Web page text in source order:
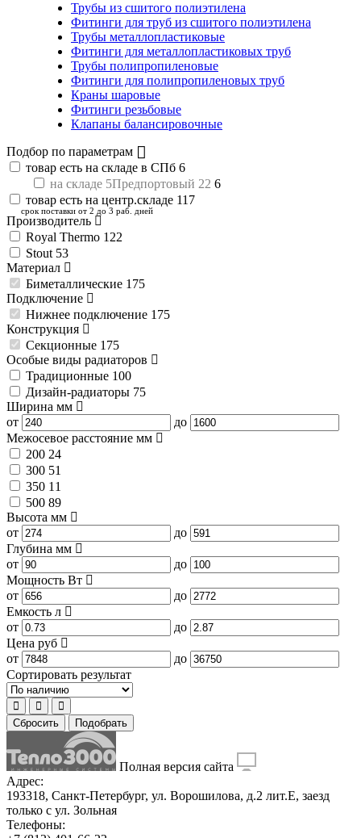
Трубы из сшитого полиэтилена
Фитинги для труб из сшитого полиэтилена
Трубы металлопластиковые
Фитинги для металлопластиковых труб
Трубы полипропиленовые
Фитинги для полипропиленовых труб
Краны шаровые
Фитинги резьбовые
Клапаны балансировочные
Подбор по параметрам
товар есть на складе в СПб 6
на складе 5Предпортовый 22 6
товар есть на центр.складе 117
срок поставки от 2 до 3 раб. дней
Производитель
Royal Thermo 122
Stout 53
Материал
Биметаллические 175
Подключение
Нижнее подключение 175
Конструкция
Секционные 175
Особые виды радиаторов
Традиционные 100
Дизайн-радиаторы 75
Ширина мм
от
до
Межосевое расстояние мм
200 24
300 51
350 11
500 89
Высота мм
от
до
Глубина мм
от
до
Мощность Вт
от
до
Емкость л
от
до
Цена руб
от
до
Сортировать результат
Сбросить Подобрать
Полная версия сайта
Адрес:
193318, Санкт-Петербург, ул. Ворошилова, д.2 лит.Е, заезд
только с ул. Зольная
Телефоны: